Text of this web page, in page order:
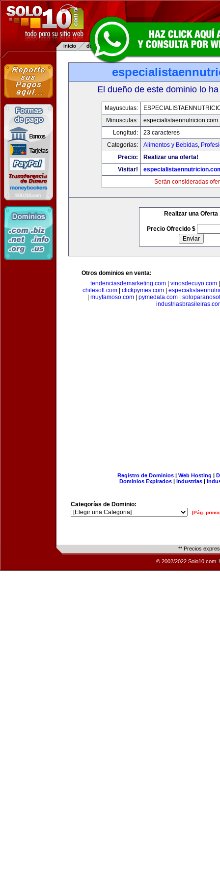
El dueño de este dominio lo
Mayusculas:
Minusculas:
especialistaennutricion.com
Longitud:
23 caracteres
Categorias:
Alimentos y Bebidas,
Precio:
Realizar una oferta!
Visitar!
Serán consideradas
Realizar una Oferta
Precio Ofrecido $
Otros dominios en venta:
tendenciasdemarketing.com| vinosdecuyo.com
chilesoft.com
clickpymes.com
muyfamoso.com pymedata.com
Registro de Dominios| Web Hosting |
Dominios Expirados | Industrias |
Categorías de Dominio:
[Pág.
** Precios
© 2002/2022 Solo10.com